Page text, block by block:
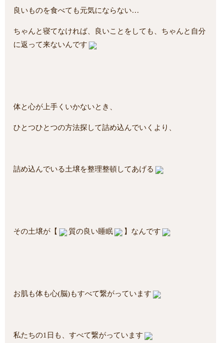
良いものを食べても元気にならない…
ちゃんと寝てなければ、良いことをしても、ちゃんと自分
に返って来ないんです
体と心が上手くいかないとき、
ひとつひとつの方法探して詰め込んでいくより、
詰め込んでいる土壌を整理整頓してあげる
その土壌が【 質の良い睡眠 】なんです
お肌も体も心(脳)もすべて繋がっています
私たちの1日も、すべて繋がっています